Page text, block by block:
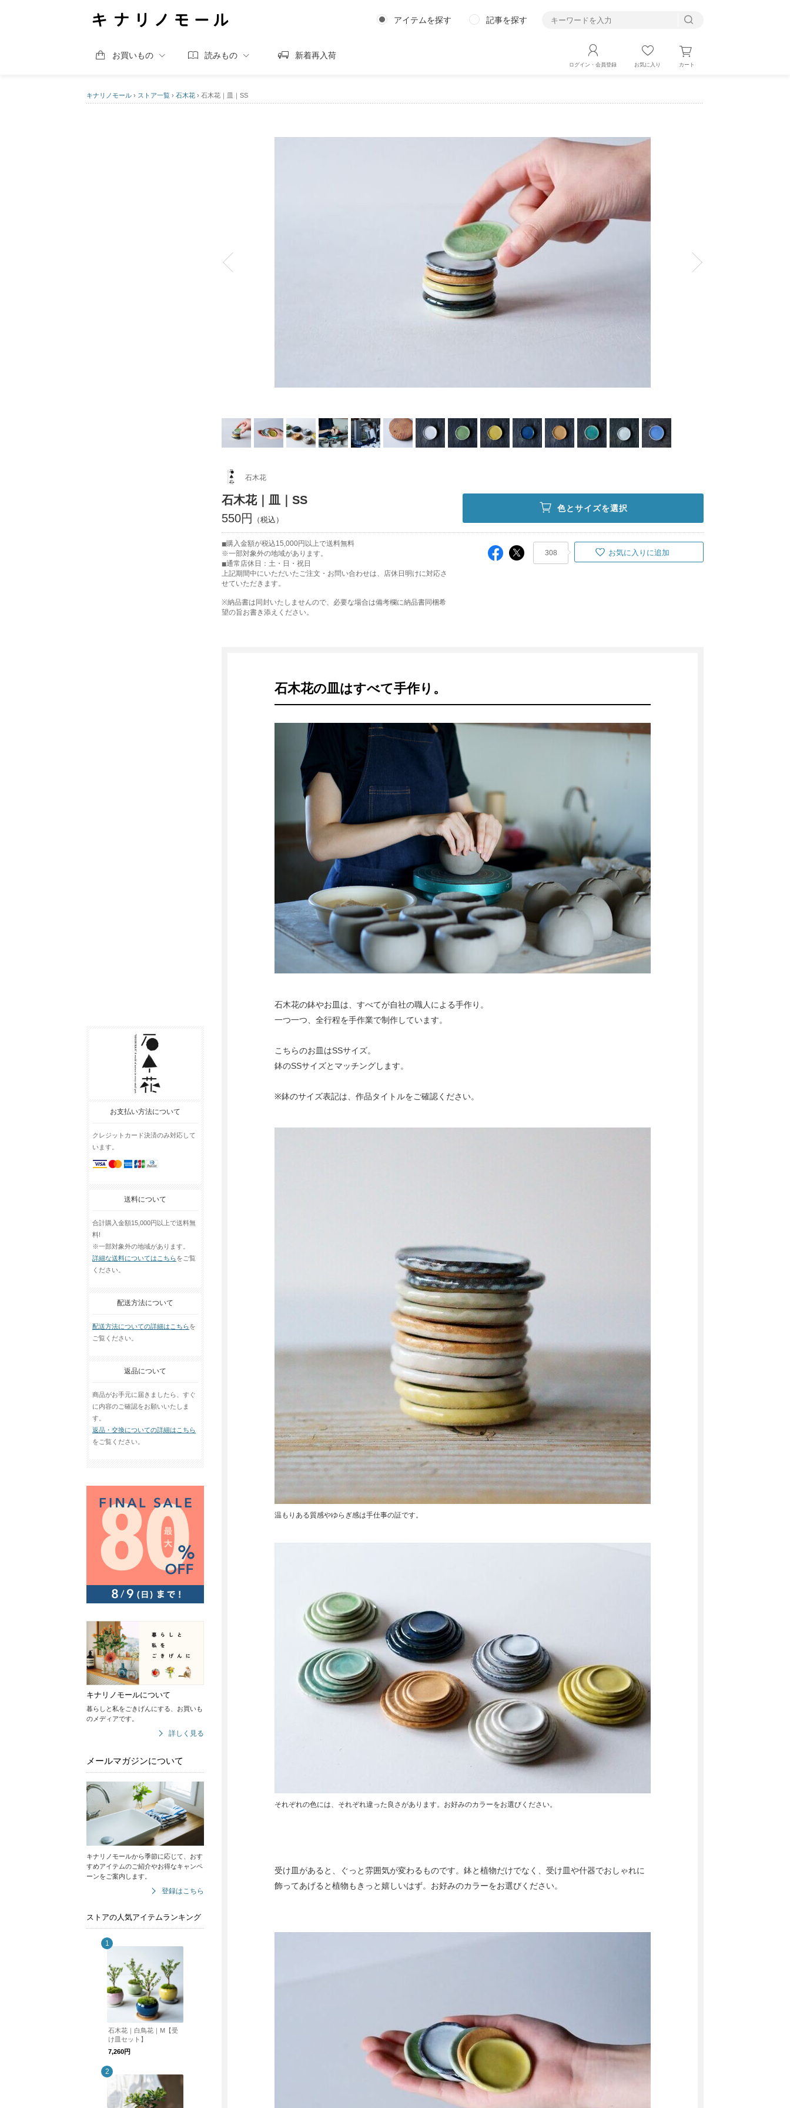
アイテムを探す 記事を探す
お買いもの 読みもの 新着再入荷
ログイン・会員登録 お気に入り カート
キナリノモール › ストア一覧 › 石木花 › 石木花｜皿｜SS
お支払い方法について
クレジットカード決済のみ対応して
います。
送料について
合計購入金額15,000円以上で送料無
料!
※一部対象外の地域があります。
詳細な送料についてはこちらをご覧
ください。
配送方法について
配送方法についての詳細はこちらを
ご覧ください。
返品について
商品がお手元に届きましたら、すぐ
に内容のご確認をお願いいたしま
す。
返品・交換についての詳細はこちら
をご覧ください。
キナリノモールについて
暮らしと私をごきげんにする、お買いも
のメディアです。
詳しく見る
メールマガジンについて
キナリノモールから季節に応じて、おす
すめアイテムのご紹介やお得なキャンペ
ーンをご案内します。
登録はこちら
ストアの人気アイテムランキング
石木花｜白鳥花｜M【受
け皿セット】
7,260円
石木花
石木花｜皿｜SS
550円
色とサイズを選択
購入金額が税込15,000円以上で送料無料
※一部対象外の地域があります。
通常店休日：土・日・祝日
上記期間中にいただいたご注文・お問い合わせは、店休日明けに対応さ
せていただきます。
※納品書は同封いたしませんので、必要な場合は備考欄に納品書同梱希
望の旨お書き添えください。
308 お気に入りに追加
石木花の皿はすべて手作り。
石木花の鉢やお皿は、すべてが自社の職人による手作り。
一つ一つ、全行程を手作業で制作しています。
こちらのお皿はSSサイズ。
鉢のSSサイズとマッチングします。
※鉢のサイズ表記は、作品タイトルをご確認ください。
温もりある質感やゆらぎ感は手仕事の証です。
それぞれの色には、それぞれ違った良さがあります。お好みのカラーをお選びください。
受け皿があると、ぐっと雰囲気が変わるものです。鉢と植物だけでなく、受け皿や什器でおしゃれに
飾ってあげると植物もきっと嬉しいはず。お好みのカラーをお選びください。